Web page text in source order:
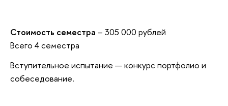
Стоимость семестра – 305 000 рублей
сего 4 семестра
ступительное испытание — конкурс портфолио и
собеседование.